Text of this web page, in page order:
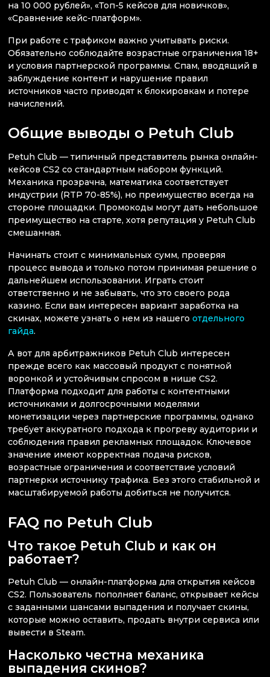
на 10 000 рублей», «Топ-5 кейсов для новичков»,
«Сравнение кейс-платформ».
При работе с трафиком важно учитывать риски.
Обязательно соблюдайте возрастные ограничения 18+
и условия партнерской программы. Спам, вводящий в
заблуждение контент и нарушение правил
источников часто приводят к блокировкам и потере
начислений.
Общие выводы о Petuh Club
Petuh Club — типичный представитель рынка онлайн-
кейсов CS2 со стандартным набором функций.
Механика прозрачна, математика соответствует
индустрии (RTP 70-85%), но преимущество всегда на
стороне площадки. Промокоды могут дать небольшое
преимущество на старте, хотя репутация у Petuh Club
смешанная.
Начинать стоит с минимальных сумм, проверяя
процесс вывода и только потом принимая решение о
дальнейшем использовании. Играть стоит
ответственно и не забывать, что это своего рода
казино. Если вам интересен вариант заработка на
скинах, можете узнать о нем из нашего отдельного
гайда.
А вот для арбитражников Petuh Club интересен
прежде всего как массовый продукт с понятной
воронкой и устойчивым спросом в нише CS2.
Платформа подходит для работы с контентными
источниками и долгосрочными моделями
монетизации через партнерские программы, однако
требует аккуратного подхода к прогреву аудитории и
соблюдения правил рекламных площадок. Ключевое
значение имеют корректная подача рисков,
возрастные ограничения и соответствие условий
партнерки источнику трафика. Без этого стабильной и
масштабируемой работы добиться не получится.
FAQ по Petuh Club
Что такое Petuh Club и как он
работает?
Petuh Club — онлайн-платформа для открытия кейсов
CS2. Пользователь пополняет баланс, открывает кейсы
с заданными шансами выпадения и получает скины,
которые можно оставить, продать внутри сервиса или
вывести в Steam.
Насколько честна механика
выпадения скинов?